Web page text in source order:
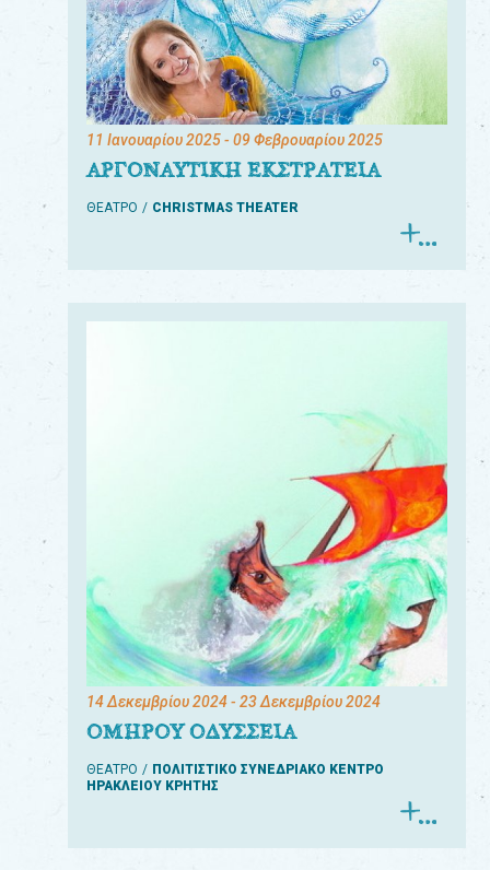
11 Ιανουαρίου 2025- 09 Φεβρουαρίου 2025
ΑΡΓΟΝΑΥΤΙΚΗ ΕΚΣΤΡΑΤΕΙΑ
ΘΕΑΤΡΟ CHRISTMAS THEATER
14 Δεκεμβρίου 2024- 23 Δεκεμβρίου 2024
ΟΜΗΡΟΥ ΟΔΥΣΣΕΙΑ
ΘΕΑΤΡΟ
ΠΟΛΙΤΙΣΤΙΚΟ ΣΥΝΕΔΡΙΑΚΟ ΚΕΝΤΡΟ
ΗΡΑΚΛΕΙΟΥ ΚΡΗΤΗΣ